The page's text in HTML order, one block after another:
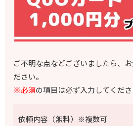
ご不明な点などございましたら、
ださい。
※必須の項目は必ず入力してくださ
依頼内容（無料）※複数可